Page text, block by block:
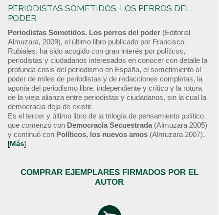
PERIODISTAS SOMETIDOS. LOS PERROS DEL
PODER
Periodistas Sometidos. Los perros del poder (Editorial
Almuzara, 2009), el último libro publicado por Francisco
Rubiales, ha sido acogido con gran interés por políticos,
periodistas y ciudadanos interesados en conocer con detalle la
profunda crisis del periodismo en España, el sometimiento al
poder de miles de periodistas y de redacciones completas, la
agonía del periodismo libre, independiente y crítico y la rotura
de la vieja alianza entre periodistas y ciudadanos, sin la cual la
democracia deja de existir.
Es el tercer y último libro de la trilogía de pensamiento político
que comenzó con Democracia Secuestrada (Almuzara 2005)
y continuó con Políticos, los nuevos amos (Almuzara 2007).
[Más]
COMPRAR EJEMPLARES FIRMADOS POR EL
AUTOR